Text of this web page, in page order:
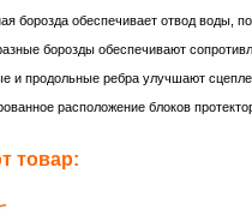
борозда обеспечивает отвод воды,
борозды обеспечивают
и продольные ребра улучшают
расположение блоков
товар: